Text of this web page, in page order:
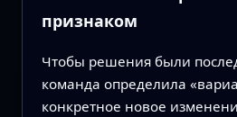
признаком
Чтобы решения были
команда определила
конкретное новое